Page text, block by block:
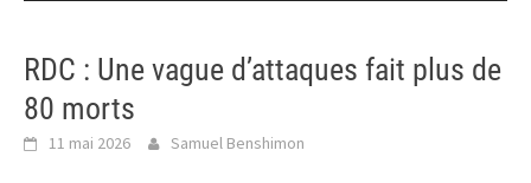
RDC : Une vague d’attaques fait plus de
80 morts
11 mai 2026 Samuel Benshimon